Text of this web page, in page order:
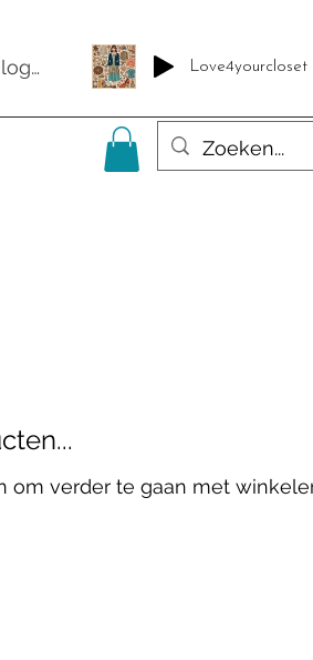
Love4yourcloset
om verder te gaan met